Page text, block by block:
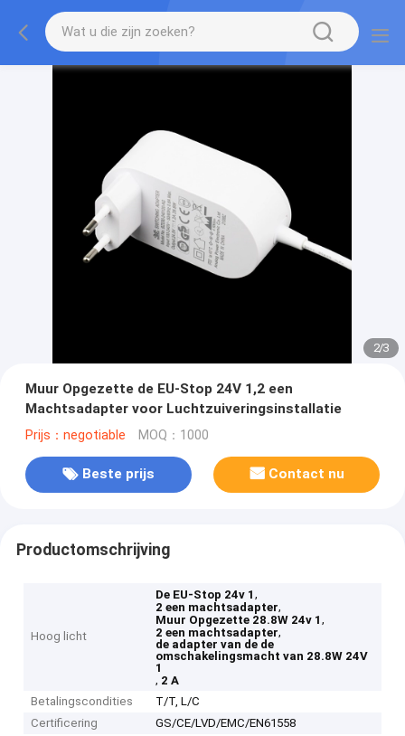
2/3
Muur Opgezette de EU-Stop 24V 1,2 een
Machtsadapter voor Luchtzuiveringsinstallatie
Prijs：negotiable MOQ：1000
Beste prijs Contact nu
Productomschrijving
Hoog licht
De EU-Stop 24v 1,
2 een machtsadapter,
Muur Opgezette 28.8W 24v 1,
2 een machtsadapter,
de adapter van de de
omschakelingsmacht van 28.8W 24V
1
, 2 A
Betalingscondities
T/T, L/C
Certificering
GS/CE/LVD/EMC/EN61558